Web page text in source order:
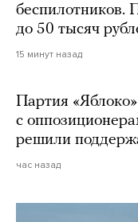
беспилотников.
до 50 тысяч
15 минут назад
Партия
с
решили
час назад